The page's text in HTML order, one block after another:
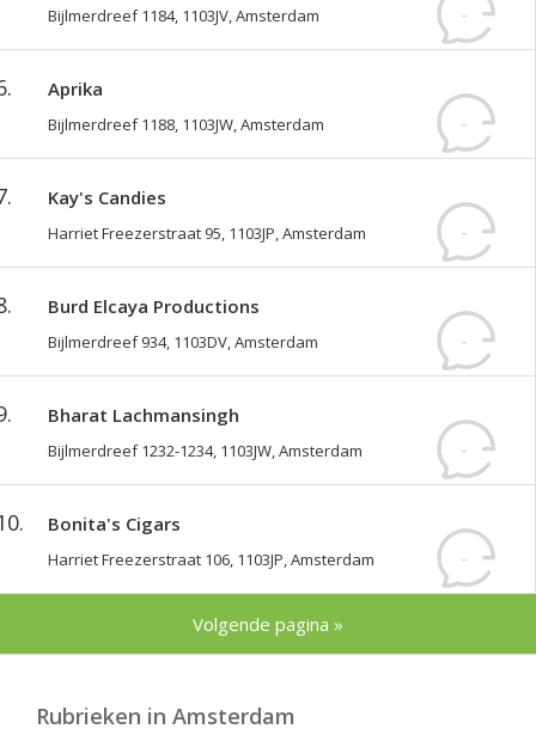
Bijlmerdreef 1184, 1103JV, Amsterdam -
Aprika
Bijlmerdreef 1188, 1103JW, Amsterdam -
Kay's Candies
Harriet Freezerstraat 95, 1103JP, Amsterdam -
Burd Elcaya Productions
Bijlmerdreef 934, 1103DV, Amsterdam -
Bharat Lachmansingh
Bijlmerdreef 1232-1234, 1103JW, Amsterdam -
Bonita's Cigars
Harriet Freezerstraat 106, 1103JP, Amsterdam -
Volgende pagina »
Rubrieken in Amsterdam